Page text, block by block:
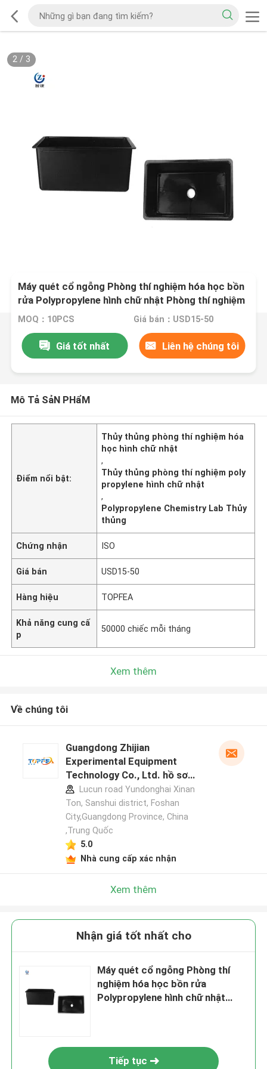
2/ 3
Máy quét cổ ngỗng Phòng thí nghiệm hóa học bồn
rửa Polypropylene hình chữ nhật Phòng thí nghiệm
phụ kiện
MOQ：10PCS Giá bán：USD15-50
Giá tốt nhất Liên hệ chúng tôi
Mô Tả SảN PHẩM
Điểm nổi bật:
Thủy thủng phòng thí nghiệm hóa
học hình chữ nhật
,
Thủy thủng phòng thí nghiệm poly
propylene hình chữ nhật
,
Polypropylene Chemistry Lab Thủy
thủng
Chứng nhận ISO
Giá bán USD15-50
Hàng hiệu TOPFEA
Khả năng cung cấ
p
50000 chiếc mỗi tháng
Xem thêm
Về chúng tôi
Guangdong Zhijian
Experimental Equipment
Technology Co., Ltd. hồ sơ
nhà sản xuất
Lucun road Yundonghai Xinan
Ton, Sanshui district, Foshan
City,Guangdong Province, China
,Trung Quốc
5.0
Nhà cung cấp xác nhận
Xem thêm
Nhận giá tốt nhất cho
Máy quét cổ ngỗng Phòng thí
nghiệm hóa học bồn rửa
Polypropylene hình chữ nhật
Tiếp tục